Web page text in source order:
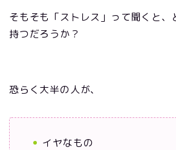
そもそも「ストレス」って聞くと、
持つだろうか？
恐らく大半の人が、
イヤなもの